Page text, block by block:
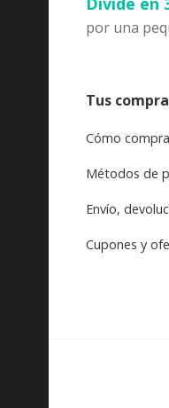
por una
Tus
Cómo
Métodos de
Envío,
Cupones y